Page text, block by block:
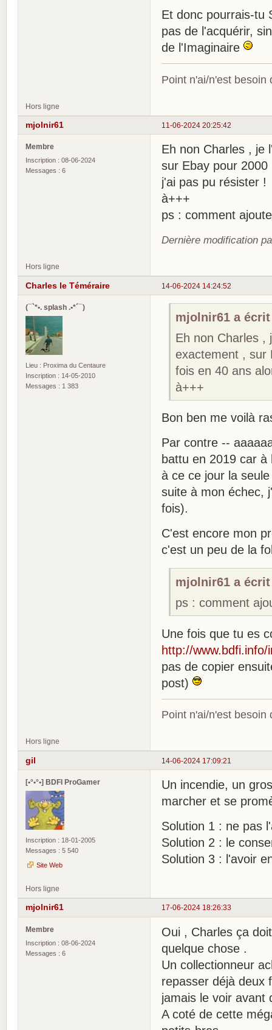
Et donc pourrais-tu
pas de l'acquérir,
de l'Imaginaire
Point n'ai/n'est besoin
Hors ligne
11-06-2024 20:25:42
mjolnir61
Membre
Inscription : 08-06-2024
Messages : 6
Eh non Charles , je
sur Ebay pour
j'ai pas pu résister !
à+++
ps : comment
Dernière modification
Hors ligne
14-06-2024 14:24:52
Charles le Téméraire
(¯`*•. splash .•*´¯)
Lieu : Proxima du Centaure
Inscription : 14-05-2010
Messages : 1 383
mjolnir61 a
Eh non Charles ,
exactement , sur
fois en 40 ans
à+++
Bon ben me voilà
Par contre --
battu en 2019 car
à ce ce jour la
suite à mon échec,
fois).
C'est encore mon
c'est un peu de la
mjolnir61 a
ps : comment
Une fois que tu es
http://
pas de copier
post)
Point n'ai/n'est besoin
Hors ligne
14-06-2024 17:09:21
gil
[•°•°•] BDFI ProGamer
Inscription : 18-01-2005
Messages : 5 540
Site Web
Un incendie, un
marcher et se
Solution 1 : ne pas
Solution 2 : le
Solution 3 : l'avoir
Hors ligne
17-06-2024 18:26:33
mjolnir61
Membre
Inscription : 08-06-2024
Messages : 6
Oui , Charles ça
quelque chose .
Un collectionneur
repasser déjà deux
jamais le voir avant
A coté de cette